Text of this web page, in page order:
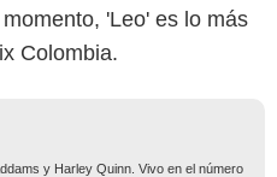
'Leo' es lo más
Colombia.
y Harley Quinn. Vivo en el número